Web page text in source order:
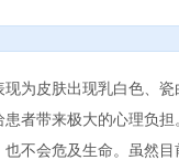
为皮肤出现乳白色、
者带来极大的心理负
不会危及生命。虽然